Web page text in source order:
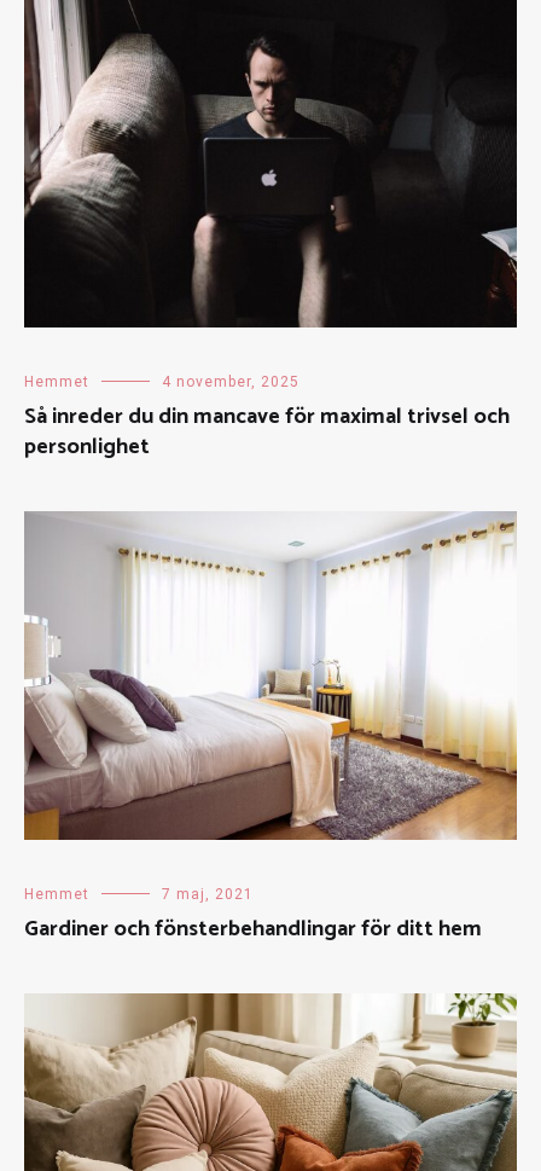
Hemmet 4 november, 2025
Så inreder du din mancave för maximal trivsel och
personlighet
Hemmet 7 maj, 2021
Gardiner och fönsterbehandlingar för ditt hem